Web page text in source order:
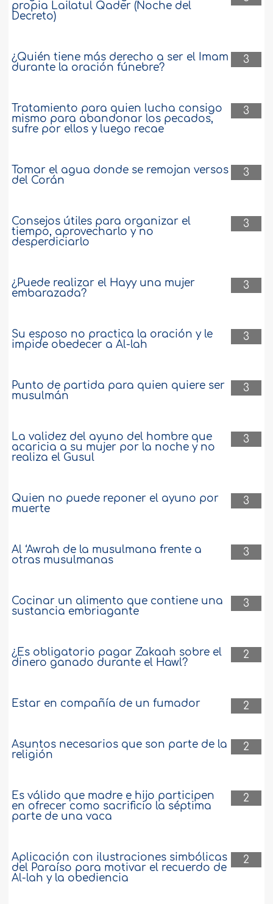
propia Lailatul Qader (Noche del
Decreto)
3
¿Quién tiene más derecho a ser el Imam
durante la oración fúnebre?
3
Tratamiento para quien lucha consigo
mismo para abandonar los pecados,
sufre por ellos y luego recae
3
Tomar el agua donde se remojan versos
del Corán
3
Consejos útiles para organizar el
tiempo, aprovecharlo y no
desperdiciarlo
3
¿Puede realizar el Hayy una mujer
embarazada?
3
Su esposo no practica la oración y le
impide obedecer a Al-lah
3
Punto de partida para quien quiere ser
musulmán
3
La validez del ayuno del hombre que
acaricia a su mujer por la noche y no
realiza el Gusul
3
Quien no puede reponer el ayuno por
muerte
3
Al ‘Awrah de la musulmana frente a
otras musulmanas
3
Cocinar un alimento que contiene una
sustancia embriagante
2
¿Es obligatorio pagar Zakaah sobre el
dinero ganado durante el Hawl?
2
Estar en compañía de un fumador
2
Asuntos necesarios que son parte de la
religión
2
Es válido que madre e hijo participen
en ofrecer como sacrificio la séptima
parte de una vaca
2
Aplicación con ilustraciones simbólicas
del Paraíso para motivar el recuerdo de
Al-lah y la obediencia